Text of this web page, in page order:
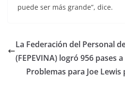
puede ser más grande”, dice.
La Federación del Personal
(FEPEVINA) logró 956 pases
Problemas para Joe